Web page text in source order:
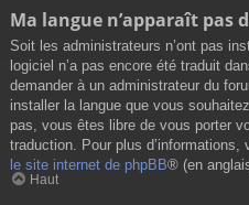
Ma langue n’apparaît pas
Soit les administrateurs n’ont pas
logiciel n’a pas encore été traduit
demander à un administrateur du
installer la langue que vous
pas, vous êtes libre de vous porter
traduction. Pour plus d’informations,
le site internet de phpBB® (en
Haut